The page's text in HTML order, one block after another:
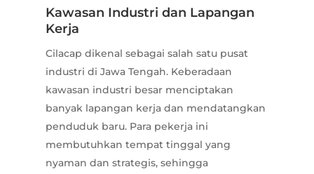
Kawasan Industri dan Lapangan
Kerja
Cilacap dikenal sebagai salah satu pusat
industri di Jawa Tengah. Keberadaan
kawasan industri besar menciptakan
banyak lapangan kerja dan mendatangkan
penduduk baru. Para pekerja ini
membutuhkan tempat tinggal yang
nyaman dan strategis, sehingga